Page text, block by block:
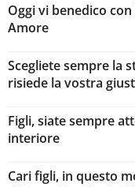
Oggi vi benedico
Amore
Scegliete sempre la
risiede la vostra
Figli, siate sempre
interiore
Cari figli, in questo